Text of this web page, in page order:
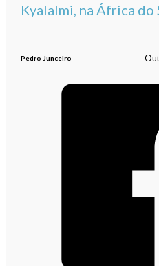
Kyalalmi, na África do
Pedro Junceiro